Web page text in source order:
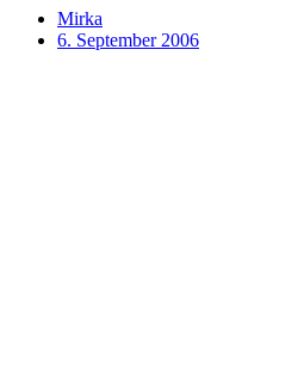
Mirka
6. September 2006